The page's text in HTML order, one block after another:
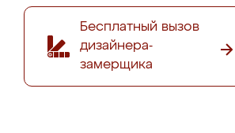
Бесплатный вызов
дизайнера-
замерщика